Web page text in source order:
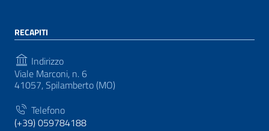
RECAPITI
Indirizzo
Viale Marconi, n. 6
41057, Spilamberto (MO)
Telefono
(+39) 059784188